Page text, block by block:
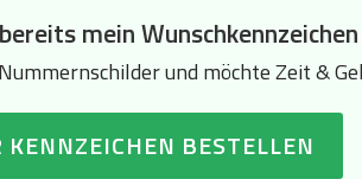
mein Wunschkennzeichen
und möchte Zeit &
KENNZEICHEN BESTELLEN